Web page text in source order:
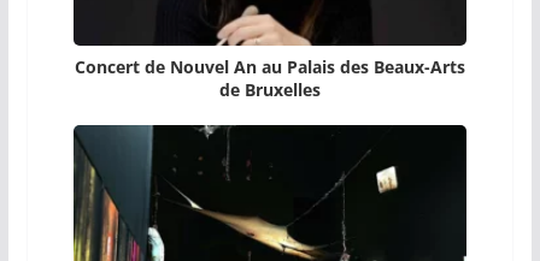
Concert de Nouvel An au Palais des Beaux-Arts
de Bruxelles